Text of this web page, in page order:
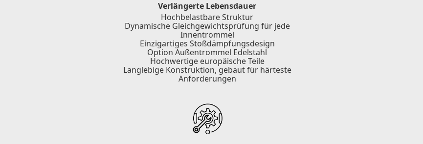
Verlängerte Lebensdauer
Hochbelastbare Struktur
Dynamische Gleichgewichtsprüfung für jede
Innentrommel
Einzigartiges Stoßdämpfungsdesign
Option Außentrommel Edelstahl
Hochwertige europäische Teile
Langlebige Konstruktion, gebaut für härteste
Anforderungen